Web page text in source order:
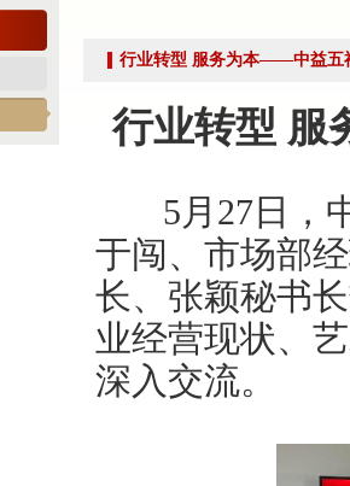
升——北拍协党支部参加第一联合党委赴京客隆专题
发展资源——北京市商业服务业行业协会第一联合党
姚光锋会长参加北工商商学院与中国国新举办的数
业发展系列活动之九——走进理事单位北京鸿盛祥国际
姚光锋会长参加中拍协王波会长一行对阿里巴巴调
活动的通知（第二批正式启动）
发展”系列活动之八——走访会员单位北京懋隆拍卖有
年全国拍卖行业协会工作会上的交流发言稿
行业转型 服务为本——中益五
行业转型
5月27日，中
于闯、市场部
长、张颖秘书
业经营现状、
深入交流。